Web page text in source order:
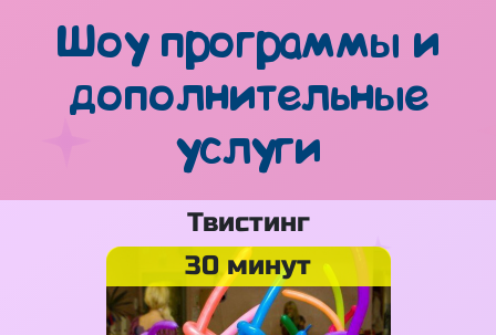
Шоу программы и
дополнительные
услуги
Твистинг
30 минут